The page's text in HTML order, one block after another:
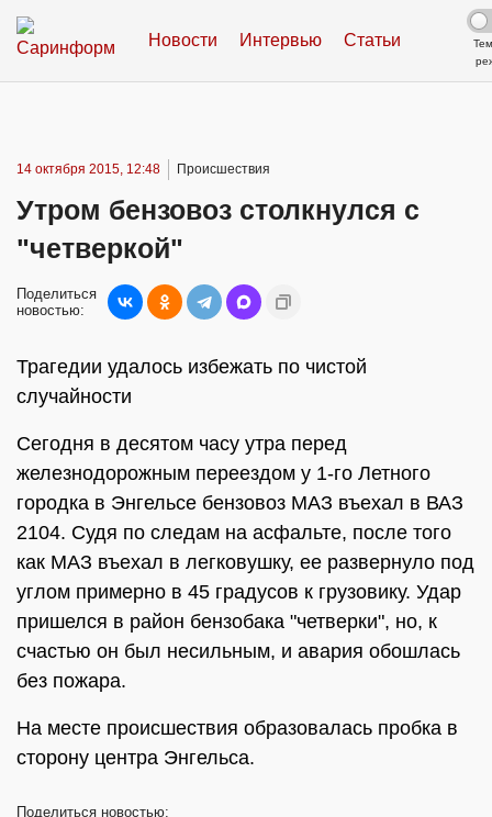
Новости Интервью Статьи
14 октября 2015, 12:48 Происшествия
Утром бензовоз столкнулся с
"четверкой"
Поделиться
новостью:
Трагедии удалось избежать по чистой
случайности
Сегодня в десятом часу утра перед
железнодорожным переездом у 1-го Летного
городка в Энгельсе бензовоз МАЗ въехал в ВАЗ
2104. Судя по следам на асфальте, после того
как МАЗ въехал в легковушку, ее развернуло под
углом примерно в 45 градусов к грузовику. Удар
пришелся в район бензобака "четверки", но, к
счастью он был несильным, и авария обошлась
без пожара.
На месте происшествия образовалась пробка в
сторону центра Энгельса.
Поделиться новостью: